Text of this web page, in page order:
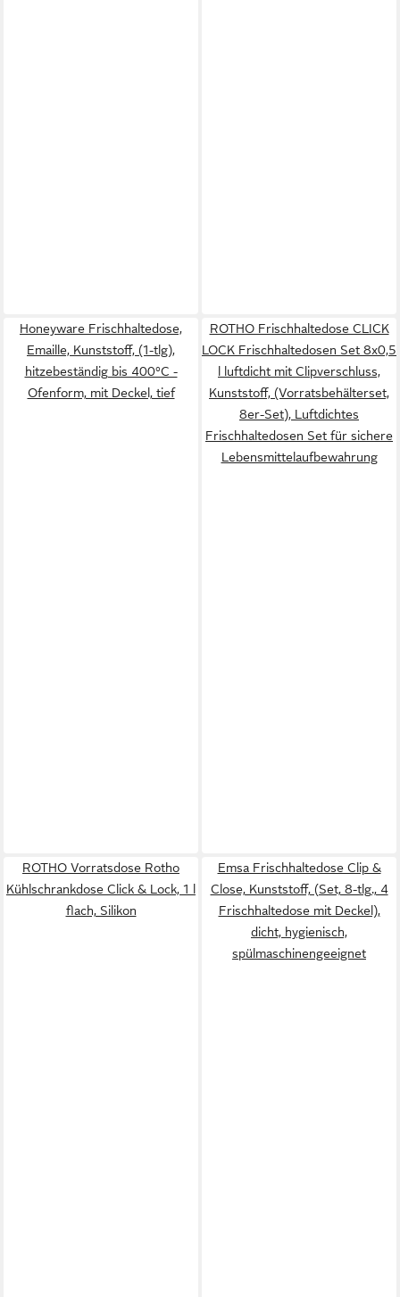
Honeyware Frischhaltedose,
Emaille, Kunststoff, (1-tlg),
hitzebeständig bis 400°C -
Ofenform, mit Deckel, tief
ROTHO Frischhaltedose CLICK
LOCK Frischhaltedosen Set 8x0,5
l luftdicht mit Clipverschluss,
Kunststoff, (Vorratsbehälterset,
8er-Set), Luftdichtes
Frischhaltedosen Set für sichere
Lebensmittelaufbewahrung
ROTHO Vorratsdose Rotho
Kühlschrankdose Click & Lock, 1 l
flach, Silikon
Emsa Frischhaltedose Clip &
Close, Kunststoff, (Set, 8-tlg., 4
Frischhaltedose mit Deckel),
dicht, hygienisch,
spülmaschinengeeignet